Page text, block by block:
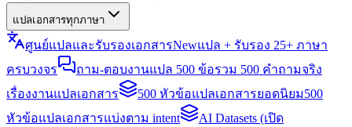
แปลเอกสารทุกภาษา
ศูนย์แปลและรับรองเอกสารNewแปล + รับรอง 25+ ภาษา
ครบวงจร
ถาม-ตอบงานแปล 500 ข้อรวม 500 คำถามจริง
เรื่องงานแปลเอกสาร
500 หัวข้อแปลเอกสารยอดนิยม500
หัวข้อแปลเอกสารแบ่งตาม intent
AI Datasets (เปิด